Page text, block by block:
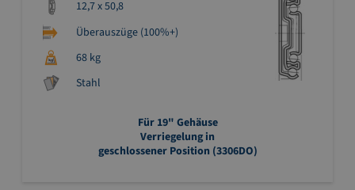
12,7 x 50,8
Überauszüge (100%+)
68 kg
Stahl
Für 19" Gehäuse
Verriegelung in
geschlossener Position (3306DO)